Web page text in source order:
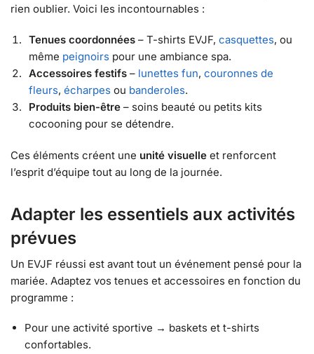
rien oublier. Voici les incontournables :
Tenues coordonnées – T-shirts EVJF, casquettes, ou
même peignoirs pour une ambiance spa.
Accessoires festifs – lunettes fun, couronnes de
fleurs, écharpes ou banderoles.
Produits bien-être – soins beauté ou petits kits
cocooning pour se détendre.
Ces éléments créent une unité visuelle et renforcent
l’esprit d’équipe tout au long de la journée.
Adapter les essentiels aux activités
prévues
Un EVJF réussi est avant tout un événement pensé pour la
mariée. Adaptez vos tenues et accessoires en fonction du
programme :
Pour une activité sportive → baskets et t-shirts
confortables.